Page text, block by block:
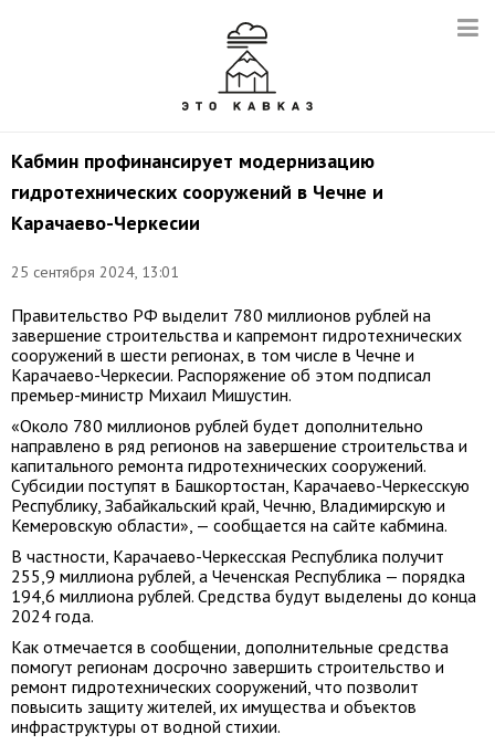
Кабмин профинансирует модернизацию
гидротехнических сооружений в Чечне и
Карачаево-Черкесии
25 сентября 2024, 13:01
Правительство РФ выделит 780 миллионов рублей на
завершение строительства и капремонт гидротехнических
сооружений в шести регионах, в том числе в Чечне и
Карачаево-Черкесии. Распоряжение об этом подписал
премьер-министр Михаил Мишустин.
«Около 780 миллионов рублей будет дополнительно
направлено в ряд регионов на завершение строительства и
капитального ремонта гидротехнических сооружений.
Субсидии поступят в Башкортостан, Карачаево-Черкесскую
Республику, Забайкальский край, Чечню, Владимирскую и
Кемеровскую области», — сообщается на сайте кабмина.
В частности, Карачаево-Черкесская Республика получит
255,9 миллиона рублей, а Чеченская Республика — порядка
194,6 миллиона рублей. Средства будут выделены до конца
2024 года.
Как отмечается в сообщении, дополнительные средства
помогут регионам досрочно завершить строительство и
ремонт гидротехнических сооружений, что позволит
повысить защиту жителей, их имущества и объектов
инфраструктуры от водной стихии.